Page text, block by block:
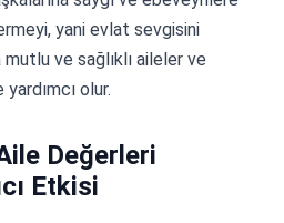
yani evlat sevgisini
ve sağlıklı aileler ve
olur.
Değerleri
Etkisi